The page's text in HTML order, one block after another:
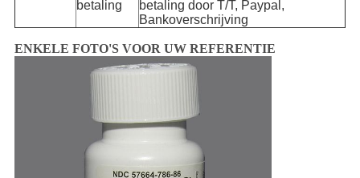
betaling
betaling door T/T, Paypal,
Bankoverschrijving
ENKELE FOTO'S VOOR UW REFERENTIE